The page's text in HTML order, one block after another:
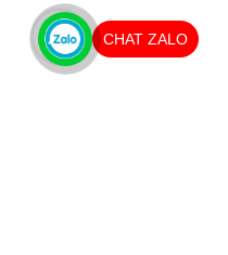
CHAT ZALO